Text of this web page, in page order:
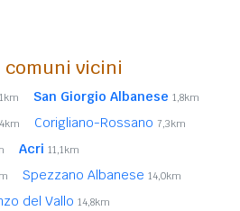
comuni vicini
San Giorgio Albanese 1,8km
Corigliano-Rossano 7,3km
Acri 11,1km
Spezzano Albanese 14,0km
del Vallo 14,8km